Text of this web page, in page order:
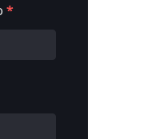
*